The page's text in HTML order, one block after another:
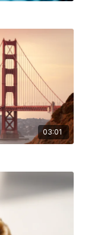
03:01